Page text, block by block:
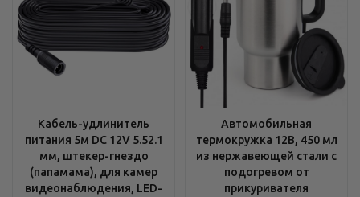
Кабель-удлинитель
питания 5м DC 12V 5.52.1
мм, штекер-гнездо
(папамама), для камер
видеонаблюдения, LED-
Автомобильная
термокружка 12В, 450 мл
из нержавеющей стали с
подогревом от
прикуривателя